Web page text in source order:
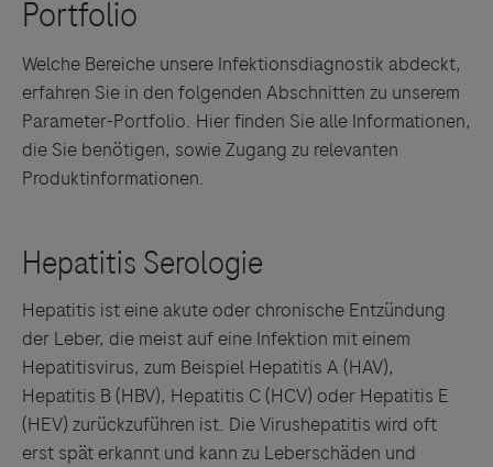
Welche Bereiche unsere Infektionsdiagnostik abdeckt,
erfahren Sie in den folgenden Abschnitten zu unserem
Parameter-Portfolio. Hier finden Sie alle Informationen,
die Sie benötigen, sowie Zugang zu relevanten
Produktinformationen.
Hepatitis ist eine akute oder chronische Entzündung
der Leber, die meist auf eine Infektion mit einem
Hepatitisvirus, zum Beispiel Hepatitis A (HAV),
Hepatitis B (HBV), Hepatitis C (HCV) oder Hepatitis E
(HEV) zurückzuführen ist. Die Virushepatitis wird oft
erst spät erkannt und kann zu Leberschäden und